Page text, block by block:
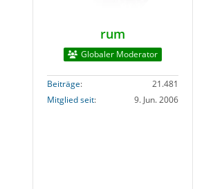
rum
Globaler Moderator
Beiträge
21.481
Mitglied seit
9. Jun. 2006